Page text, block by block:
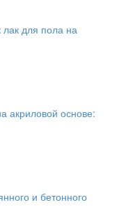
для пола на
акриловой основе:
и бетонного